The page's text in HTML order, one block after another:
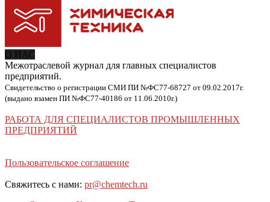
О НАС
Межотраслевой журнал для главных специалистов
предприятий.
Свидетельство о регистрации СМИ ПИ №ФС77-68727 от 09.02.2017г.
(выдано взамен ПИ №ФС77-40186 от 11.06.2010г.)
РАБОТА ДЛЯ СПЕЦИАЛИСТОВ ПРОМЫШЛЕННЫХ
ПРЕДПРИЯТИЙ
Пользовательское соглашение
Свяжитесь с нами: pr@chemtech.ru